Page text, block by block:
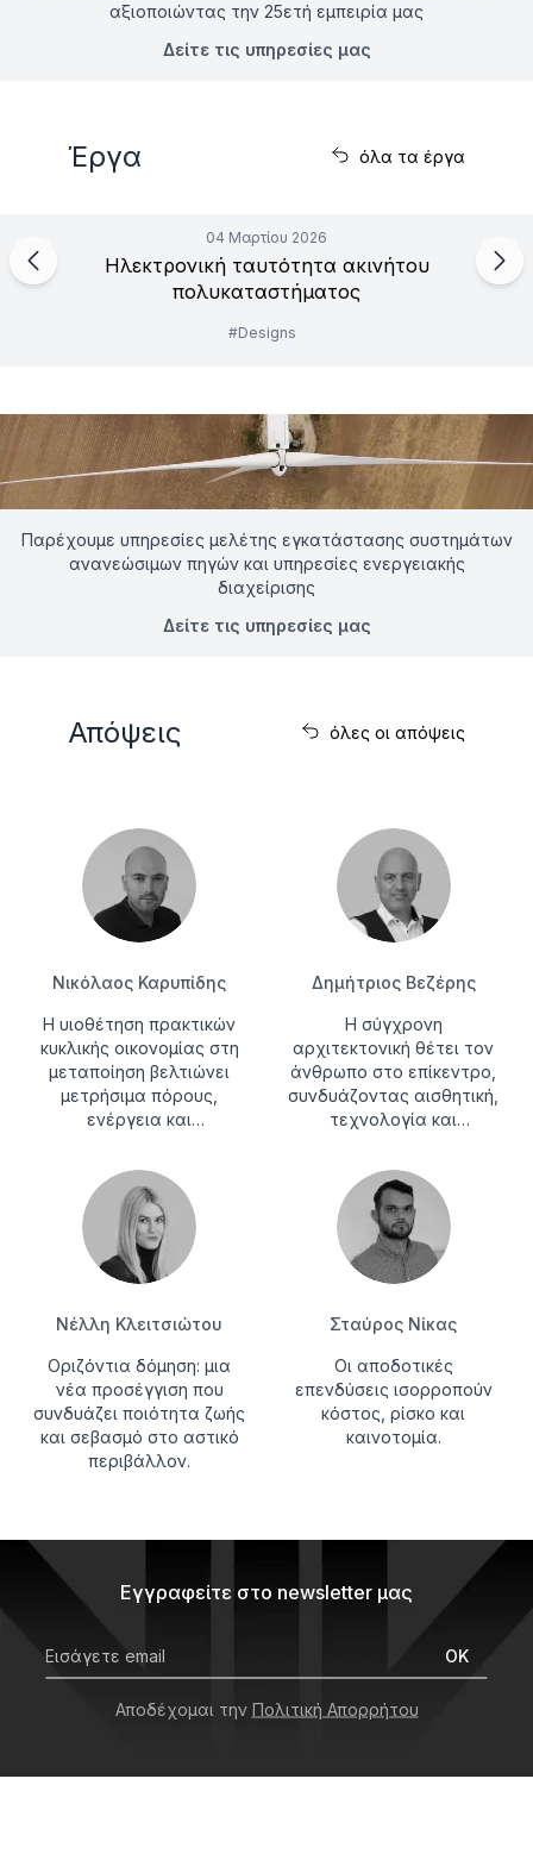
αξιοποιώντας την 25ετή εμπειρία μας
Δείτε τις υπηρεσίες μας
Έργα όλα τα έργα
04 Μαρτίου 2026
Ηλεκτρονική ταυτότητα ακινήτου
πολυκαταστήματος
#Designs
Παρέχουμε υπηρεσίες μελέτης εγκατάστασης συστημάτων
ανανεώσιμων πηγών και υπηρεσίες ενεργειακής
διαχείρισης
Δείτε τις υπηρεσίες μας
Απόψεις όλες οι απόψεις
Νικόλαος Καρυπίδης
Η υιοθέτηση πρακτικών
κυκλικής οικονομίας στη
μεταποίηση βελτιώνει
μετρήσιμα πόρους,
ενέργεια και
ανθεκτικότητα
μακροπρόθεσμα.
Δημήτριος Βεζέρης
Η σύγχρονη
αρχιτεκτονική θέτει τον
άνθρωπο στο επίκεντρο,
συνδυάζοντας αισθητική,
τεχνολογία και
Νέλλη Κλειτσιώτου
Οριζόντια δόμηση: μια
νέα προσέγγιση που
συνδυάζει ποιότητα ζωής
και σεβασμό στο αστικό
περιβάλλον.
Σταύρος Νίκας
Οι αποδοτικές
επενδύσεις ισορροπούν
κόστος, ρίσκο και
καινοτομία.
Εγγραφείτε στο newsletter μας
OK
Αποδέχομαι την Πολιτική Απορρήτου